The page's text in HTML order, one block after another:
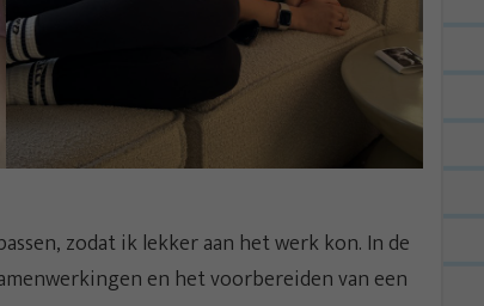
zodat ik lekker aan het werk kon. In de
en het voorbereiden van een